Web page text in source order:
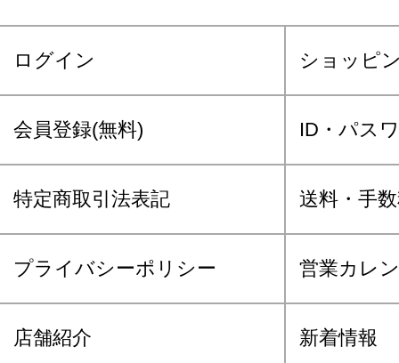
ログイン ショッピ
会員登録(無料) ID・パス
特定商取引法表記 送料・手
プライバシーポリシー 営業カレ
店舗紹介 新着情報